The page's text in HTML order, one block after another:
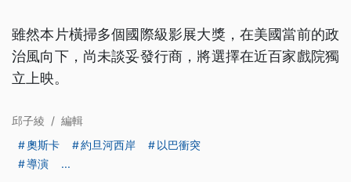
雖然本片橫掃多個國際級影展大獎，在美國當前的政
治風向下，尚未談妥發行商，將選擇在近百家戲院獨
立上映。
邱子綾 / 編輯
奧斯卡
約旦河西岸
以巴衝突
導演
...